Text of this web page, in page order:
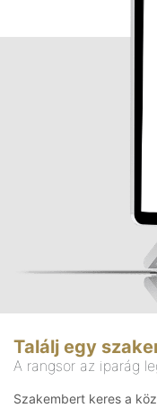
Találj egy
A rangsor az iparág
Szakembert keres a